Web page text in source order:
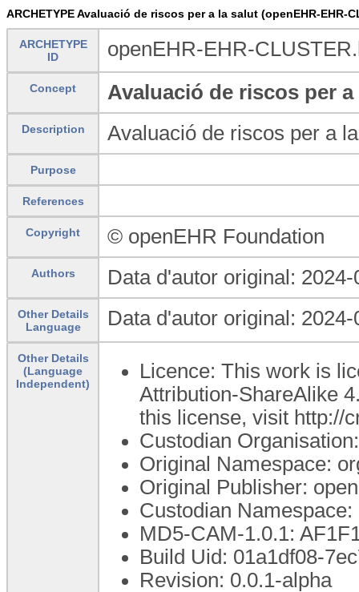
ARCHETYPE Avaluació de riscos per a la salut (openEHR-EHR-
ARCHETYPE
ID
openEHR-EHR-
Concept Avaluació de riscos per
Description Avaluació de riscos per a
Purpose
References
Copyright © openEHR Foundation
Authors Data d'autor original: 2024-
Other Details
Language
Data d'autor original: 2024-
Other Details
(Language
Independent)
Licence: This work is
Attribution-ShareAlike
this license, visit http://
Custodian
Original Namespace:
Original Publisher:
Custodian Namespace:
MD5-CAM-1.0.1:
Build Uid: 01a1df08-
Revision: 0.0.1-alpha